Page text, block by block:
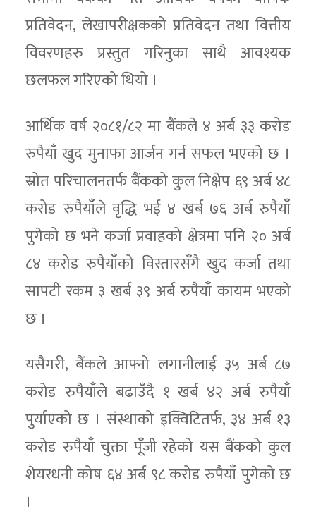
प्रतिवेदन, लेखापरीक्षकको प्रतिवेदन तथा वित्तीय
विवरणहरु प्रस्तुत गरिनुका साथै आवश्यक
छलफल गरिएको थियो ।
आर्थिक वर्ष २०८१/८२ मा बैंकले ४ अर्ब ३३ करोड
रुपैयाँ खुद मुनाफा आर्जन गर्न सफल भएको छ ।
स्रोत परिचालनतर्फ बैंकको कुल निक्षेप ६९ अर्ब ४८
करोड रुपैयाँले वृद्धि भई ४ खर्ब ७६ अर्ब रुपैयाँ
पुगेको छ भने कर्जा प्रवाहको क्षेत्रमा पनि २० अर्ब
८४ करोड रुपैयाँको विस्तारसँगै खुद कर्जा तथा
सापटी रकम ३ खर्ब ३९ अर्ब रुपैयाँ कायम भएको
छ ।
यसैगरी, बैंकले आफ्नो लगानीलाई ३५ अर्ब ८७
करोड रुपैयाँले बढाउँदै १ खर्ब ४२ अर्ब रुपैयाँ
पुर्याएको छ । संस्थाको इक्विटितर्फ, ३४ अर्ब १३
करोड रुपैयाँ चुक्ता पूँजी रहेको यस बैंकको कुल
शेयरधनी कोष ६४ अर्ब ९८ करोड रुपैयाँ पुगेको छ
।